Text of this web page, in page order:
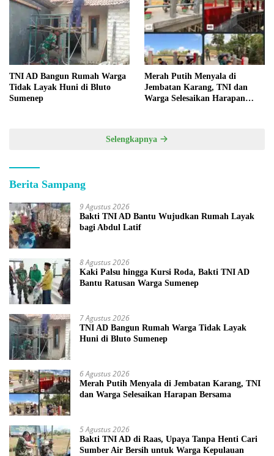
TNI AD Bangun Rumah Warga
Tidak Layak Huni di Bluto
Sumenep
Merah Putih Menyala di
Jembatan Karang, TNI dan
Warga Selesaikan Harapan
Selengkapnya
Berita Sampang
9 Agustus 2026
Bakti TNI AD Bantu Wujudkan Rumah Layak
bagi Abdul Latif
8 Agustus 2026
Kaki Palsu hingga Kursi Roda, Bakti TNI AD
Bantu Ratusan Warga Sumenep
7 Agustus 2026
TNI AD Bangun Rumah Warga Tidak Layak
Huni di Bluto Sumenep
6 Agustus 2026
Merah Putih Menyala di Jembatan Karang, TNI
dan Warga Selesaikan Harapan Bersama
5 Agustus 2026
Bakti TNI AD di Raas, Upaya Tanpa Henti Cari
Sumber Air Bersih untuk Warga Kepulauan